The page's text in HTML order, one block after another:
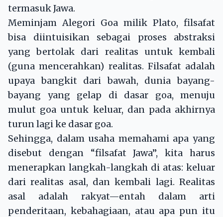
termasuk Jawa.
Meminjam Alegori Goa milik Plato, filsafat
bisa diintuisikan sebagai proses abstraksi
yang bertolak dari realitas untuk kembali
(guna mencerahkan) realitas. Filsafat adalah
upaya bangkit dari bawah, dunia bayang-
bayang yang gelap di dasar goa, menuju
mulut goa untuk keluar, dan pada akhirnya
turun lagi ke dasar goa.
Sehingga, dalam usaha memahami apa yang
disebut dengan “filsafat Jawa”, kita harus
menerapkan langkah-langkah di atas: keluar
dari realitas asal, dan kembali lagi. Realitas
asal adalah rakyat—entah dalam arti
penderitaan, kebahagiaan, atau apa pun itu